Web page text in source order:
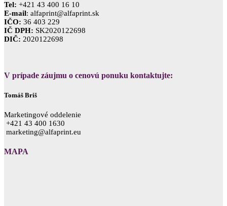
Tel: +421 43 400 16 10
E-mail: alfaprint@alfaprint.sk
IČO: 36 403 229
IČ DPH: SK2020122698
DIČ: 2020122698
V prípade záujmu o cenovú ponuku kontaktujte:
Tomáš Briš
Marketingové oddelenie
+421 43 400 1630
marketing@alfaprint.eu
MAPA